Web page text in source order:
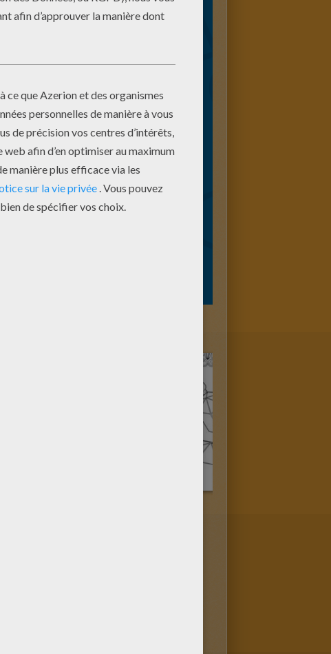
qui la considère comme sa
Elle utilise son incroyable